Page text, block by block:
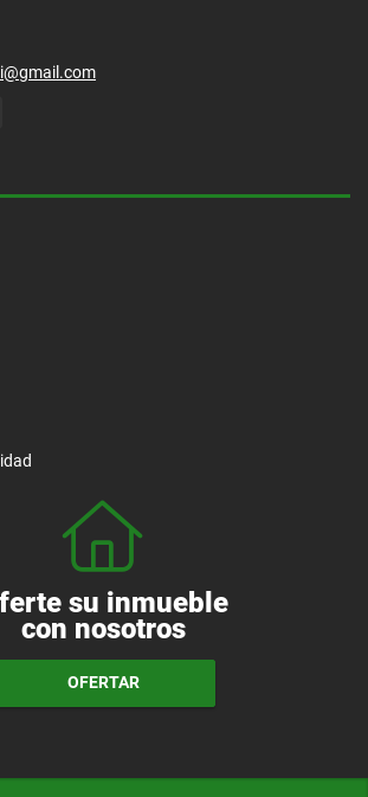
su inmueble
con nosotros
OFERTAR